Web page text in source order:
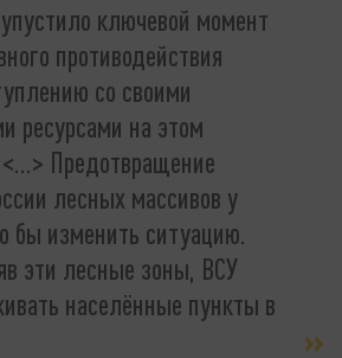
ключевой момент
противодействия
со своими
ресурсами на этом
Предотвращение
лесных массивов у
бы изменить ситуацию.
эти лесные зоны, ВСУ
населённые пункты в